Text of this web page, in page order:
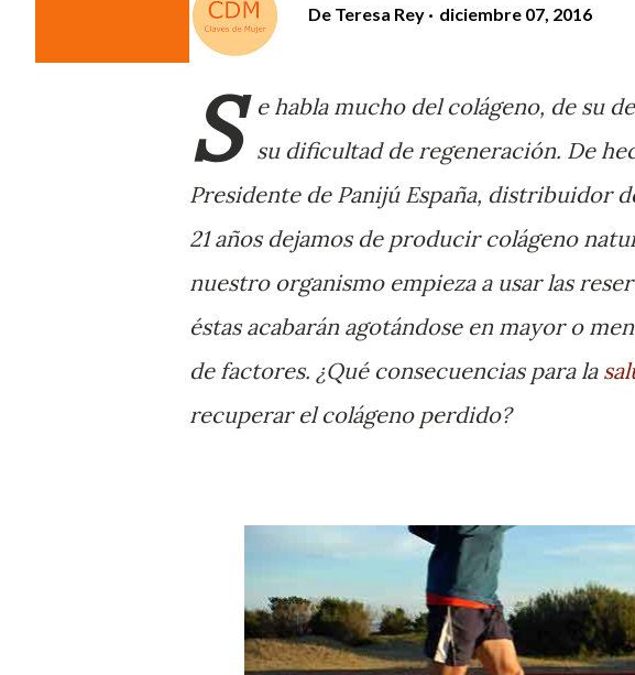
De Teresa Rey diciembre 07, 2016
S
e habla mucho del colágeno, de su
su dificultad de regeneración. De
Presidente de Panijú España, distribuidor
21 años dejamos de producir colágeno
nuestro organismo empieza a usar las
éstas acabarán agotándose en mayor o
de factores. ¿Qué consecuencias para la
recuperar el colágeno perdido?